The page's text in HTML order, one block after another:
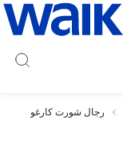
رجال شورت كارغو